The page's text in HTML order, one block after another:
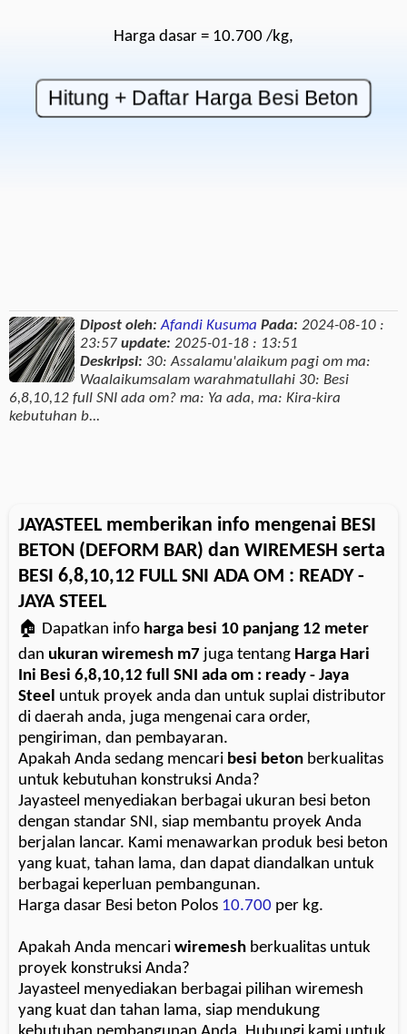
Harga dasar = 10.700 /kg,
Dipost oleh: Afandi Kusuma Pada: 2024-08-10 :
23:57 update: 2025-01-18 : 13:51
Deskripsi: 30: Assalamu'alaikum pagi om ma:
Waalaikumsalam warahmatullahi 30: Besi
6,8,10,12 full SNI ada om? ma: Ya ada, ma: Kira-kira
kebutuhan b...
JAYASTEEL memberikan info mengenai BESI
BETON (DEFORM BAR) dan WIREMESH serta
BESI 6,8,10,12 FULL SNI ADA OM : READY -
JAYA STEEL
🏠 Dapatkan info harga besi 10 panjang 12 meter
dan ukuran wiremesh m7 juga tentang Harga Hari
Ini Besi 6,8,10,12 full SNI ada om : ready - Jaya
Steel untuk proyek anda dan untuk suplai distributor
di daerah anda, juga mengenai cara order,
pengiriman, dan pembayaran.
Apakah Anda sedang mencari besi beton berkualitas
untuk kebutuhan konstruksi Anda?
Jayasteel menyediakan berbagai ukuran besi beton
dengan standar SNI, siap membantu proyek Anda
berjalan lancar. Kami menawarkan produk besi beton
yang kuat, tahan lama, dan dapat diandalkan untuk
berbagai keperluan pembangunan.
Harga dasar Besi beton Polos 10.700 per kg.
Apakah Anda mencari wiremesh berkualitas untuk
proyek konstruksi Anda?
Jayasteel menyediakan berbagai pilihan wiremesh
yang kuat dan tahan lama, siap mendukung